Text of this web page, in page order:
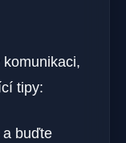
tipy:
a buďte